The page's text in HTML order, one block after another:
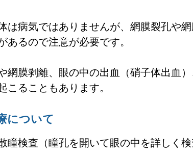
は病気ではありませんが、網膜裂孔や
あるので注意が必要です。
網膜剥離、眼の中の出血（硝子体出血
こることもあります。
について
瞳検査（瞳孔を開いて眼の中を詳しく